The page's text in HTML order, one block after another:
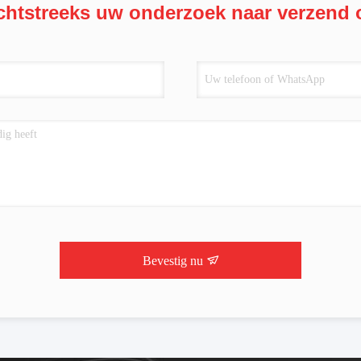
uw onderzoek naar verzend
Bevestig nu